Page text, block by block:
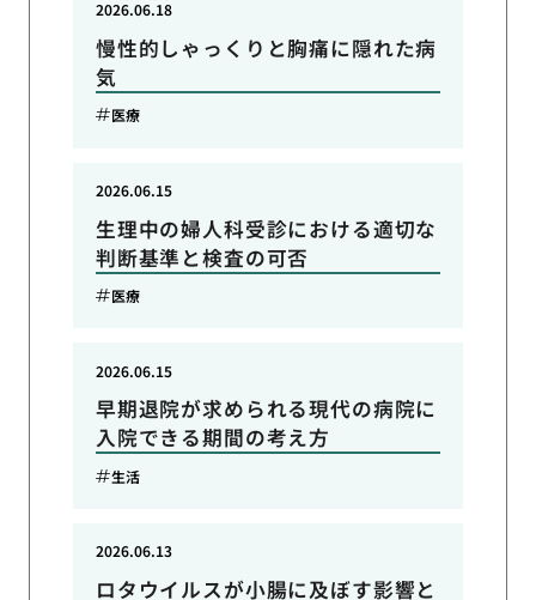
慢性的しゃっくりと胸痛に隠れた病
気
2026.06.18
医療
生理中の婦人科受診における適切な
判断基準と検査の可否
2026.06.15
医療
早期退院が求められる現代の病院に
入院できる期間の考え方
2026.06.15
生活
ロタウイルスが小腸に及ぼす影響と
2026.06.13